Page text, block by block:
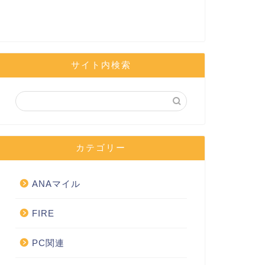
サイト内検索
カテゴリー
ANAマイル
FIRE
PC関連